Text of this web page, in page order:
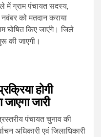
में ग्राम पंचायत सदस्य,
को मतदान कराया
घोषित किए जाएंगे। जिले
की जाएगी।
होगी
जारी
पंचायत चुनाव की
अधिकारी एवं जिलाधिकारी